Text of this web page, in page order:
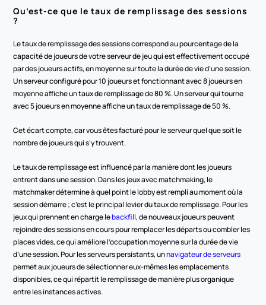
Qu’est-ce que le taux de remplissage des sessions
?
Le taux de remplissage des sessions correspond au pourcentage de la
capacité de joueurs de votre serveur de jeu qui est effectivement occupé
par des joueurs actifs, en moyenne sur toute la durée de vie d’une session.
Un serveur configuré pour 10 joueurs et fonctionnant avec 8 joueurs en
moyenne affiche un taux de remplissage de 80 %. Un serveur qui tourne
avec 5 joueurs en moyenne affiche un taux de remplissage de 50 %.
Cet écart compte, car vous êtes facturé pour le serveur quel que soit le
nombre de joueurs qui s’y trouvent.
Le taux de remplissage est influencé par la manière dont les joueurs
entrent dans une session. Dans les jeux avec matchmaking, le
matchmaker détermine à quel point le lobby est rempli au moment où la
session démarre ; c’est le principal levier du taux de remplissage. Pour les
jeux qui prennent en charge le backfill, de nouveaux joueurs peuvent
rejoindre des sessions en cours pour remplacer les départs ou combler les
places vides, ce qui améliore l’occupation moyenne sur la durée de vie
d’une session. Pour les serveurs persistants, un navigateur de serveurs
permet aux joueurs de sélectionner eux-mêmes les emplacements
disponibles, ce qui répartit le remplissage de manière plus organique
entre les instances actives.